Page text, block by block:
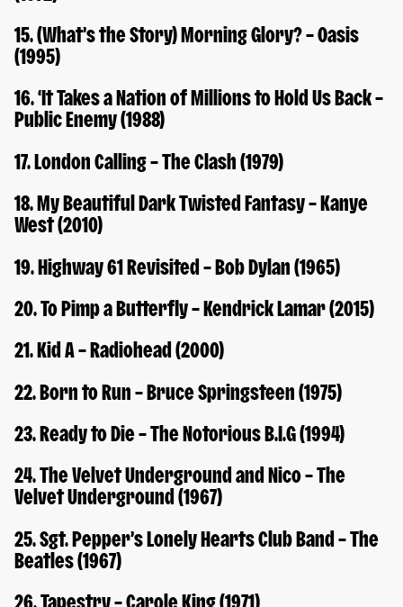
15. (What’s the Story) Morning Glory? – Oasis
(1995)
16. ‘It Takes a Nation of Millions to Hold Us Back –
Public Enemy (1988)
17. London Calling – The Clash (1979)
18. My Beautiful Dark Twisted Fantasy – Kanye
West (2010)
19. Highway 61 Revisited – Bob Dylan (1965)
20. To Pimp a Butterfly – Kendrick Lamar (2015)
21. Kid A – Radiohead (2000)
22. Born to Run – Bruce Springsteen (1975)
23. Ready to Die – The Notorious B.I.G (1994)
24. The Velvet Underground and Nico – The
Velvet Underground (1967)
25. Sgt. Pepper’s Lonely Hearts Club Band – The
Beatles (1967)